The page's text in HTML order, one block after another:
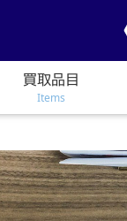
買取品目
Items